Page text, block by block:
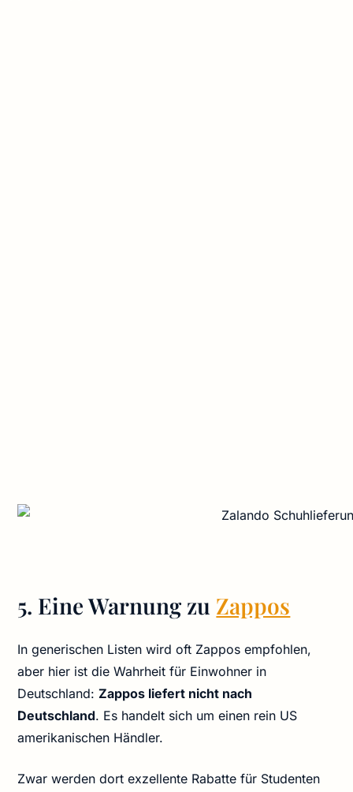
5. Eine Warnung zu Zappos
In generischen Listen wird oft Zappos empfohlen,
aber hier ist die Wahrheit für Einwohner in
Deutschland:Zappos liefert nicht nach
Deutschland. Es handelt sich um einen rein US
amerikanischen Händler.
Zwar werden dort exzellente Rabatte für Studenten